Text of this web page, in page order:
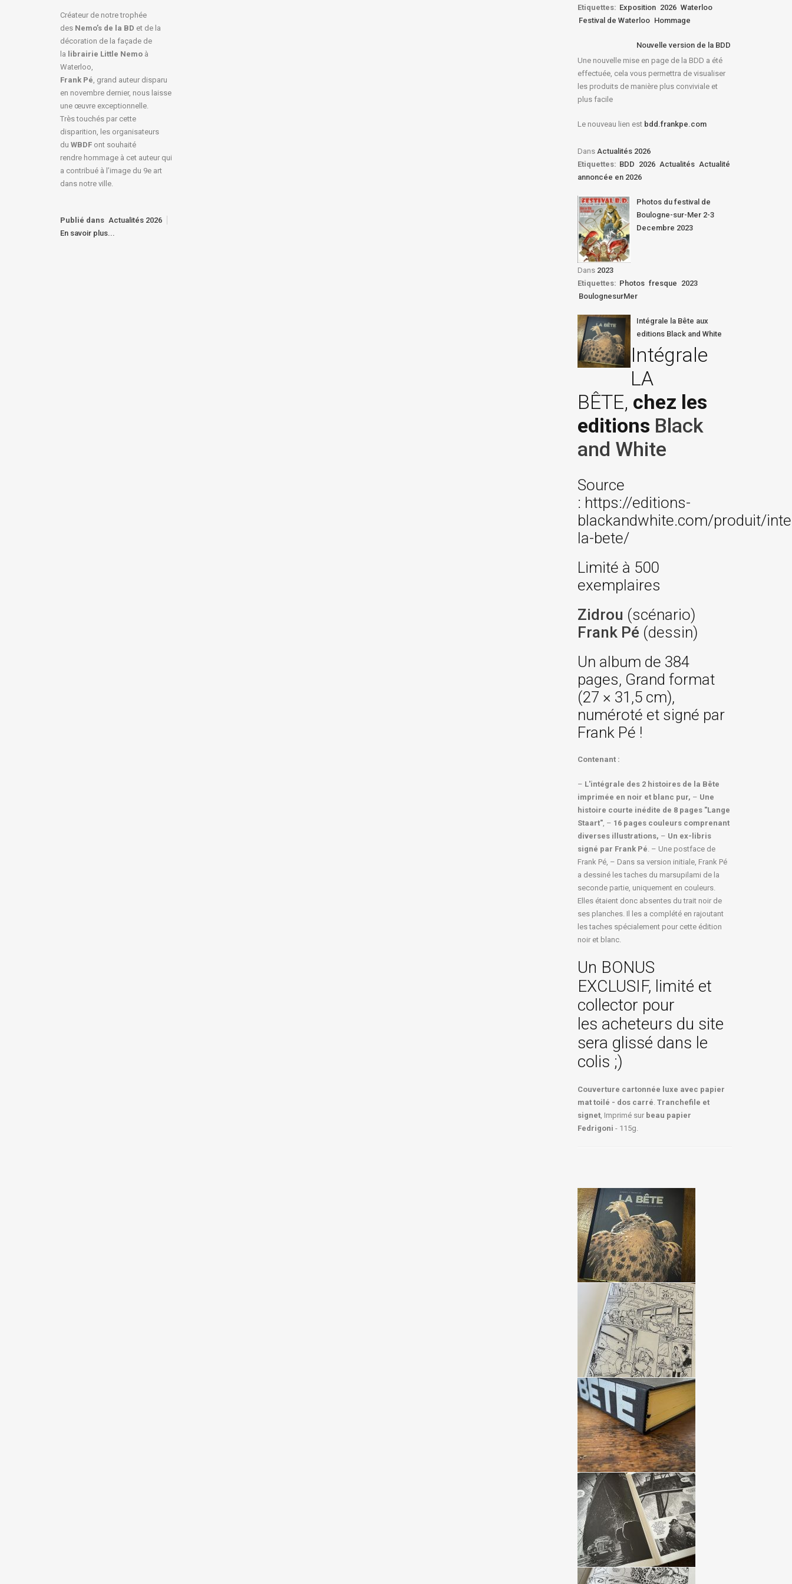
Créateur de notre trophée
des Nemo’s de la BD et de la
décoration de la façade de
la librairie Little Nemo à
Waterloo,
Frank Pé , grand auteur disparu
en novembre dernier, nous laisse
une œuvre exceptionnelle.
Très touchés par cette
disparition, les organisateurs
du WBDF ont souhaité
rendre hommage à cet auteur qui
a contribué à l’image du 9e art
dans notre ville.
Publié dans Actualités 2026
En savoir plus...
Etiquettes: Exposition 2026 Waterloo
Festival de Waterloo Hommage
Nouvelle version de la BDD
Une nouvelle mise en page de la BDD a été
effectuée, cela vous permettra de visualiser
les produits de manière plus conviviale et
plus facile
Le nouveau lien est bdd.frankpe.com
Dans Actualités 2026
Etiquettes: BDD 2026 Actualités Actualité
annoncée en 2026
Photos du festival de
Boulogne-sur-Mer 2-3
Decembre 2023
Dans 2023
Etiquettes: Photos fresque 2023
BoulognesurMer
Intégrale la Bête aux
editions Black and White
Intégrale
LA
BÊTE, chez les
editions Black
and White
Source
: https://editions-
blackandwhite.com/produit/
la-bete/
Limité à 500
exemplaires
Zidrou (scénario)
Frank Pé (dessin)
Un album de 384
pages, Grand format
(27 × 31,5 cm),
numéroté et signé par
Frank Pé !
Contenant :
– L'intégrale des 2 histoires de la Bête
imprimée en noir et blanc pur, – Une
histoire courte inédite de 8 pages "Lange
Staart", – 16 pages couleurs comprenant
diverses illustrations, – Un ex-libris
signé par Frank Pé. – Une postface de
Frank Pé, – Dans sa version initiale, Frank Pé
a dessiné les taches du marsupilami de la
seconde partie, uniquement en couleurs.
Elles étaient donc absentes du trait noir de
ses planches. Il les a complété en rajoutant
les taches spécialement pour cette édition
noir et blanc.
Un BONUS
EXCLUSIF, limité et
collector pour
les acheteurs du site
sera glissé dans le
colis ;)
Couverture cartonnée luxe avec papier
mat toilé - dos carré. Tranchefile et
signet, Imprimé sur beau papier
Fedrigoni - 115g.